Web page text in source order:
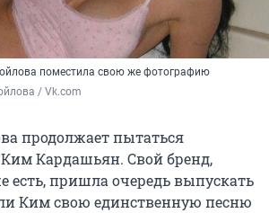
поместила свою же фотографию
/ Vk.com
продолжает пытаться
Кардашьян. Свой бренд,
есть, пришла очередь выпускать
Ким свою единственную песню